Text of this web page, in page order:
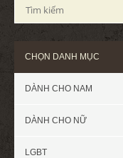
CHỌN DANH MỤC
DÀNH CHO NAM
DÀNH CHO NỮ
LGBT